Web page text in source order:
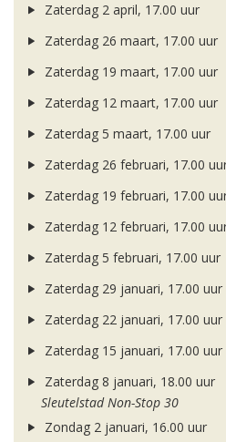
Zaterdag 2 april, 17.00 uur
Zaterdag 26 maart, 17.00 uur
Zaterdag 19 maart, 17.00 uur
Zaterdag 12 maart, 17.00 uur
Zaterdag 5 maart, 17.00 uur
Zaterdag 26 februari, 17.00
Zaterdag 19 februari, 17.00
Zaterdag 12 februari, 17.00
Zaterdag 5 februari, 17.00 uur
Zaterdag 29 januari, 17.00 uur
Zaterdag 22 januari, 17.00 uur
Zaterdag 15 januari, 17.00 uur
Zaterdag 8 januari, 18.00 uur
Sleutelstad Non-Stop 30
Zondag 2 januari, 16.00 uur